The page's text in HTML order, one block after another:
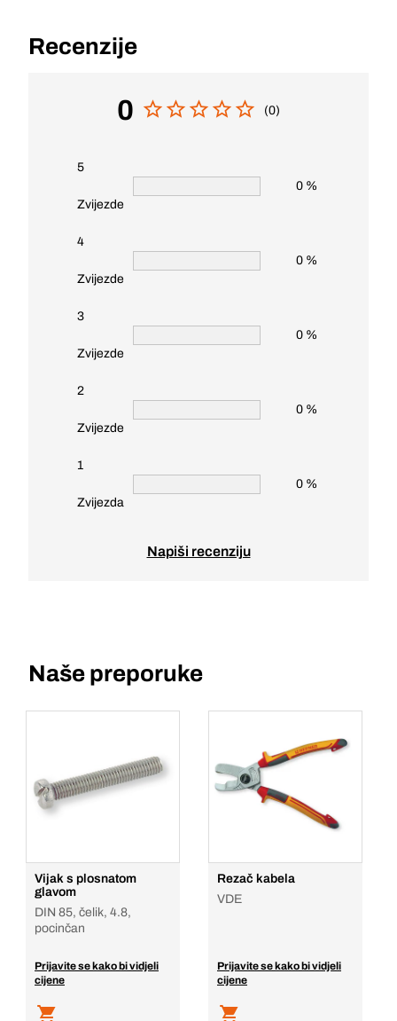
Recenzije
0 (0)
5
Zvijezde
0 %
4
Zvijezde
0 %
3
Zvijezde
0 %
2
Zvijezde
0 %
1
Zvijezda
0 %
Napiši recenziju
Naše preporuke
Vijak s plosnatom
glavom
DIN 85, čelik, 4.8,
pocinčan
Prijavite se kako bi vidjeli
cijene
Rezač kabela
VDE
Prijavite se kako bi vidjeli
cijene